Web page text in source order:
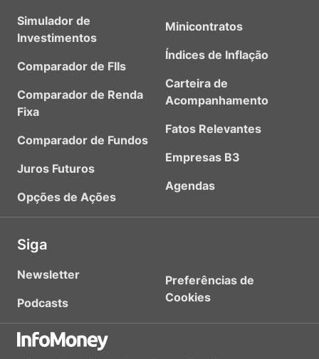
Simulador de
Investimentos
Comparador de FIIs
Comparador de Renda
Fixa
Comparador de Fundos
Juros Futuros
Opções de Ações
Minicontratos
Índices de Inflação
Carteira de
Acompanhamento
Fatos Relevantes
Empresas B3
Agendas
Siga
Newsletter
Podcasts
Preferências de
Cookies